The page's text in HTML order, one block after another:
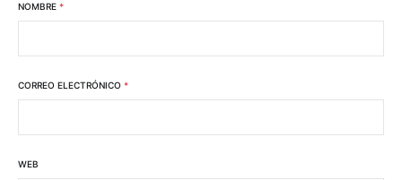
NOMBRE *
CORREO ELECTRÓNICO *
WEB